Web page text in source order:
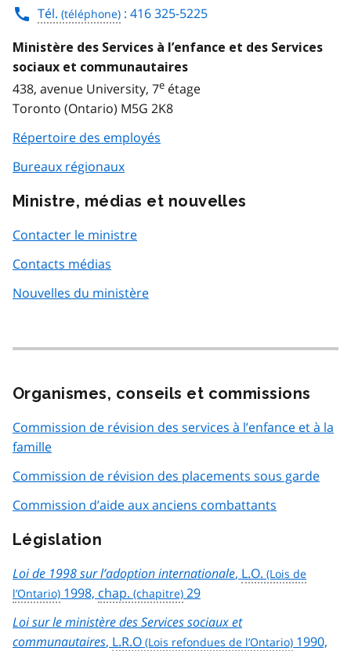
Tél.
: 416 325-5225
Ministère des Services à l’enfance et des Services
sociaux et communautaires
438, avenue University, 7e étage
Toronto (Ontario) M5G 2K8
Répertoire des employés
Bureaux régionaux
Ministre, médias et nouvelles
Contacter le ministre
Contacts médias
Nouvelles du ministère
Organismes, conseils et commissions
Commission de révision des services à l’enfance et à la
famille
Commission de révision des placements sous garde
Commission d’aide aux anciens combattants
Législation
Loi de 1998 sur l’adoption internationale, L.O.
1998, chap.
29
Loi sur le ministère des Services sociaux et
communautaires, L.R.O
1990,